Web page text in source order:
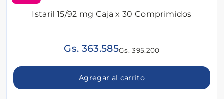
Istaril 15/92 mg Caja x 30 Comprimidos
Gs. 363.585Gs. 395.200
Agregar al carrito